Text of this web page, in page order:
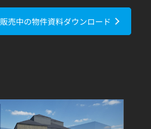
販売中の物件資料ダウンロード